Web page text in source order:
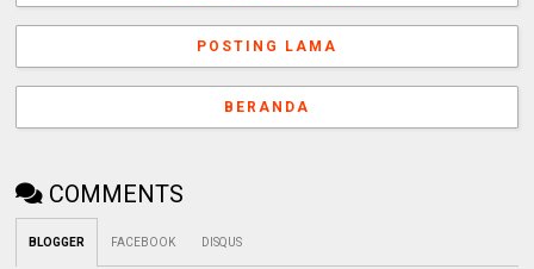
POSTING LAMA
BERANDA
COMMENTS
BLOGGER FACEBOOK DISQUS